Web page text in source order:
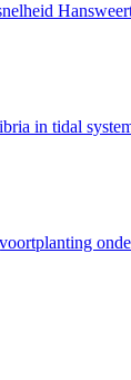
in tidal